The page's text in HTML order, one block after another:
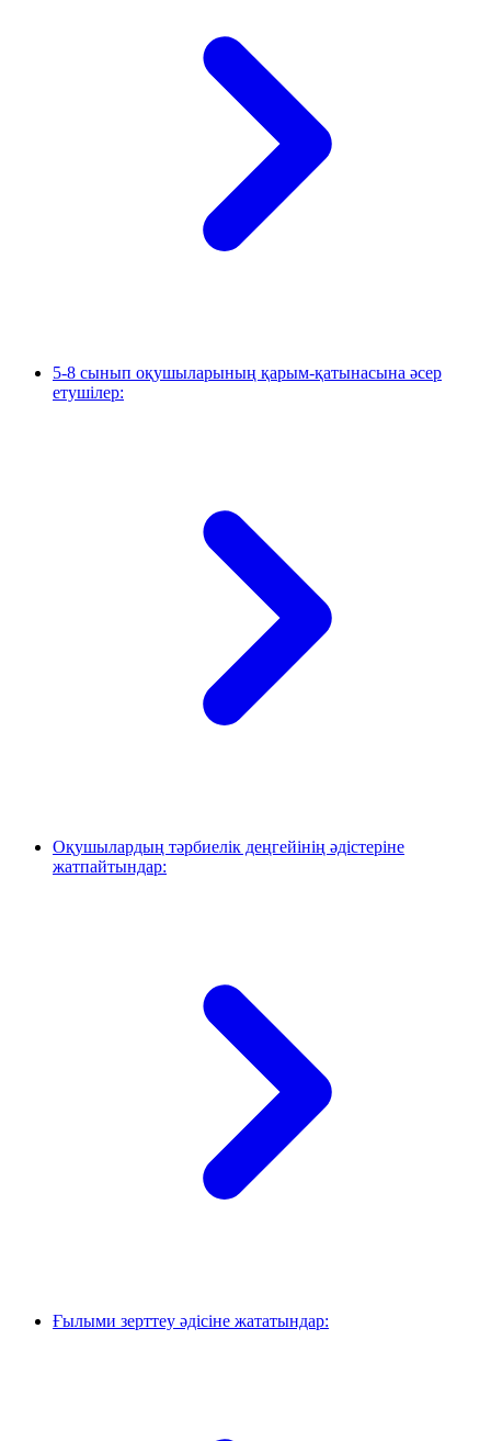
5-8 сынып оқушыларының қарым-қатынасына әсер
етушілер:
Оқушылардың тәрбиелік деңгейінің әдістеріне
жатпайтындар:
Ғылыми зерттеу әдісіне жататындар: